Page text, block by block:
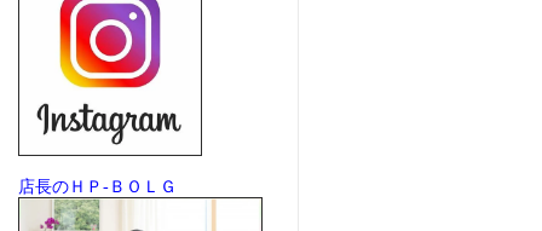
店長のＨＰ-ＢＯＬＧ